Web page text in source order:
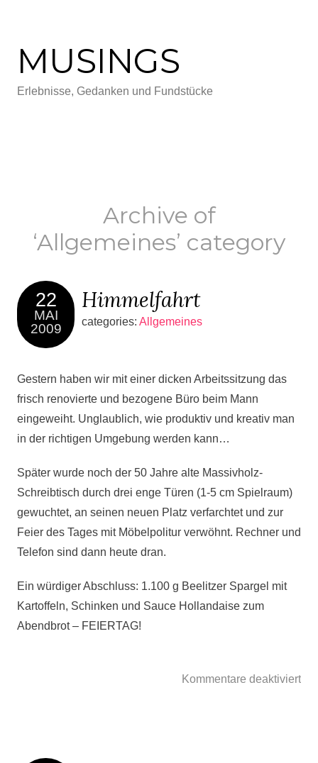
MUSINGS
Erlebnisse, Gedanken und Fundstücke
Archive of
‘Allgemeines’ category
22
MAI
2009
Himmelfahrt
categories: Allgemeines
Gestern haben wir mit einer dicken Arbeitssitzung das
frisch renovierte und bezogene Büro beim Mann
eingeweiht. Unglaublich, wie produktiv und kreativ man
in der richtigen Umgebung werden kann…
Später wurde noch der 50 Jahre alte Massivholz-
Schreibtisch durch drei enge Türen (1-5 cm Spielraum)
gewuchtet, an seinen neuen Platz verfarchtet und zur
Feier des Tages mit Möbelpolitur verwöhnt. Rechner und
Telefon sind dann heute dran.
Ein würdiger Abschluss: 1.100 g Beelitzer Spargel mit
Kartoffeln, Schinken und Sauce Hollandaise zum
Abendbrot – FEIERTAG!
Kommentare deaktiviert